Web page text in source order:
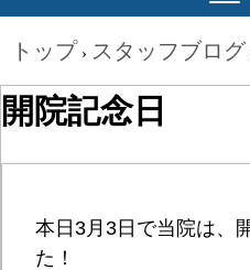
トップ › スタッフブログ
開院記念日
本日3月3日で当院は、
た！